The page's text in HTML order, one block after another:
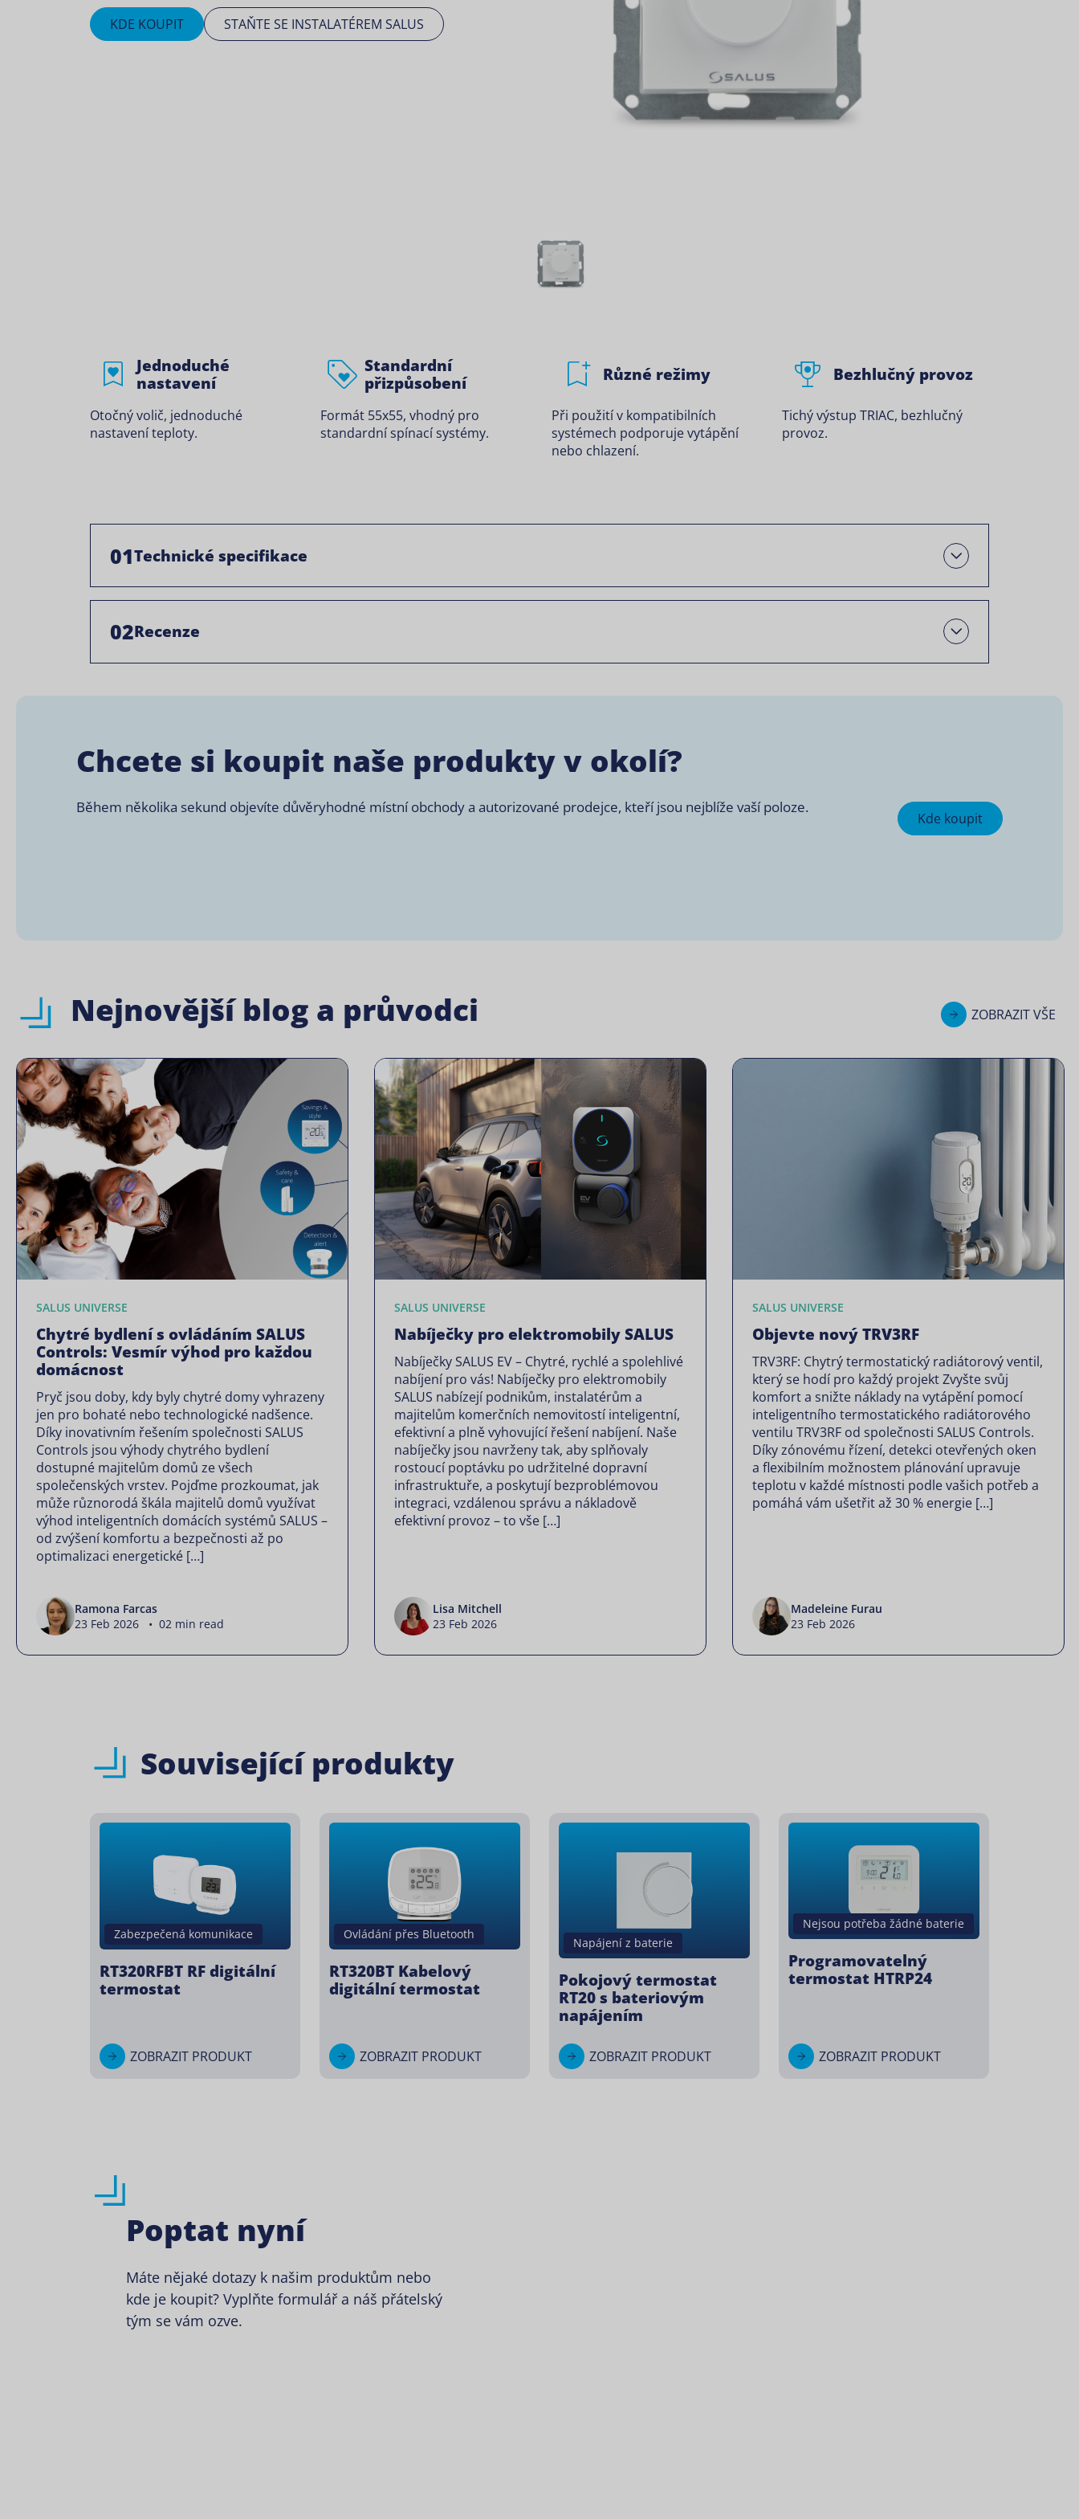
KDE KOUPIT STAŇTE SE INSTALATÉREM SALUS
Jednoduché
nastavení
Otočný volič, jednoduché
nastavení teploty.
Standardní
přizpůsobení
Formát 55x55, vhodný pro
standardní spínací systémy.
Různé režimy
Při použití v kompatibilních
systémech podporuje vytápění
nebo chlazení.
Bezhlučný provoz
Tichý výstup TRIAC, bezhlučný
provoz.
01Technické specifikace Otevřít
02Recenze Open
Chcete si koupit naše produkty v okolí?
Během několika sekund objevíte důvěryhodné místní obchody a autorizované prodejce, kteří jsou nejblíže vaší poloze.
Kde koupit
Nejnovější blog a průvodci ZOBRAZIT VŠE
SALUS UNIVERSE
Chytré bydlení s ovládáním SALUS
Controls: Vesmír výhod pro každou
domácnost
Pryč jsou doby, kdy byly chytré domy vyhrazeny
jen pro bohaté nebo technologické nadšence.
Díky inovativním řešením společnosti SALUS
Controls jsou výhody chytrého bydlení
dostupné majitelům domů ze všech
společenských vrstev. Pojďme prozkoumat, jak
může různorodá škála majitelů domů využívat
výhod inteligentních domácích systémů SALUS –
od zvýšení komfortu a bezpečnosti až po
optimalizaci energetické […]
Ramona Farcas
23 Feb 2026 • 02 min read
SALUS UNIVERSE
Nabíječky pro elektromobily SALUS
Nabíječky SALUS EV – Chytré, rychlé a spolehlivé
nabíjení pro vás! Nabíječky pro elektromobily
SALUS nabízejí podnikům, instalatérům a
majitelům komerčních nemovitostí inteligentní,
efektivní a plně vyhovující řešení nabíjení. Naše
nabíječky jsou navrženy tak, aby splňovaly
rostoucí poptávku po udržitelné dopravní
infrastruktuře, a poskytují bezproblémovou
integraci, vzdálenou správu a nákladově
efektivní provoz – to vše […]
Lisa Mitchell
23 Feb 2026
SALUS UNIVERSE
Objevte nový TRV3RF
TRV3RF: Chytrý termostatický radiátorový ventil,
který se hodí pro každý projekt Zvyšte svůj
komfort a snižte náklady na vytápění pomocí
inteligentního termostatického radiátorového
ventilu TRV3RF od společnosti SALUS Controls.
Díky zónovému řízení, detekci otevřených oken
a flexibilním možnostem plánování upravuje
teplotu v každé místnosti podle vašich potřeb a
pomáhá vám ušetřit až 30 % energie […]
Madeleine Furau
23 Feb 2026
Související produkty
Zabezpečená komunikace
RT320RFBT RF digitální
termostat
ZOBRAZIT PRODUKT
Ovládání přes Bluetooth
RT320BT Kabelový
digitální termostat
ZOBRAZIT PRODUKT
Napájení z baterie
Pokojový termostat
RT20 s bateriovým
napájením
ZOBRAZIT PRODUKT
Nejsou potřeba žádné baterie
Programovatelný
termostat HTRP24
ZOBRAZIT PRODUKT
Poptat nyní
Máte nějaké dotazy k našim produktům nebo
kde je koupit? Vyplňte formulář a náš přátelský
tým se vám ozve.